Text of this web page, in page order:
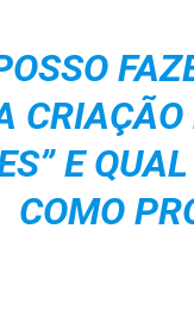
CRIAÇÃO
E
COMO